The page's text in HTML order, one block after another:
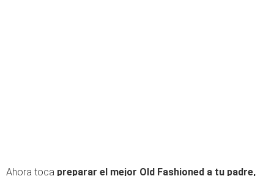
Ahora toca preparar el mejor Old Fashioned a tu padre,